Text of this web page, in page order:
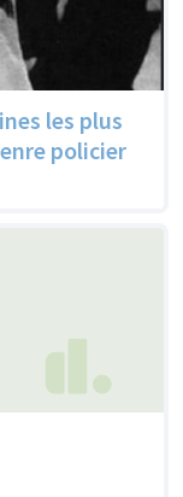
les plus
policier